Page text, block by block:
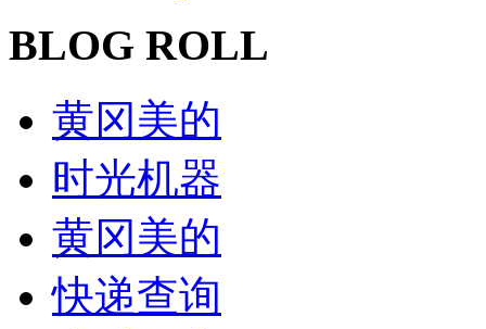
BLOG ROLL
黄冈美的
时光机器
黄冈美的
快递查询